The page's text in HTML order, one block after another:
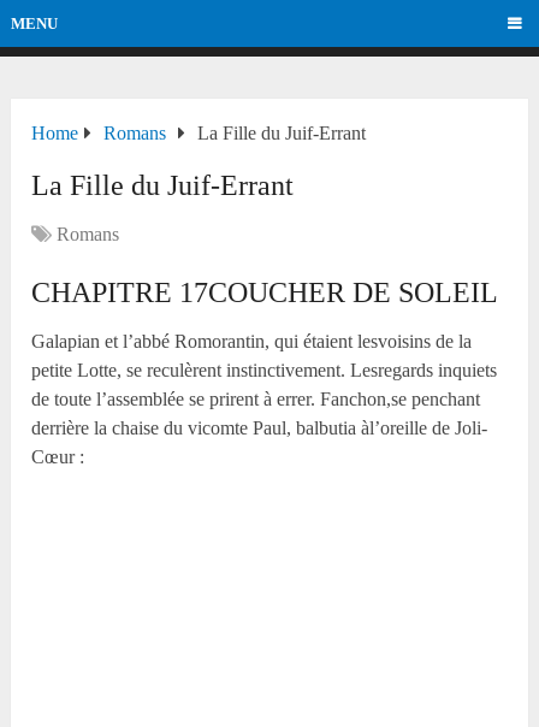
MENU
Home Romans La Fille du Juif-Errant
La Fille du Juif-Errant
Romans
CHAPITRE 17COUCHER DE SOLEIL
Galapian et l’abbé Romorantin, qui étaient lesvoisins de la
petite Lotte, se reculèrent instinctivement. Lesregards inquiets
de toute l’assemblée se prirent à errer. Fanchon,se penchant
derrière la chaise du vicomte Paul, balbutia àl’oreille de Joli-
Cœur :